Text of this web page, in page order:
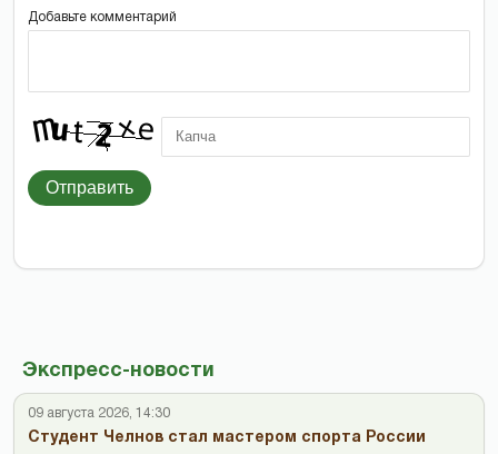
Экспресс-новости
09 августа 2026, 14:30
Студент Челнов стал мастером спорта России
Добавьте комментарий
Отправить